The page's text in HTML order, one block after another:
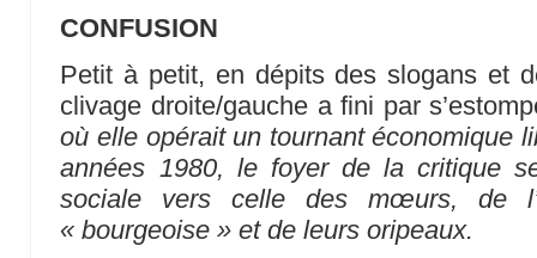
CONFUSION
Petit à petit, en dépits des slogans et
clivage droite/gauche a fini par
où elle opérait un tournant économique
années 1980, le foyer de la critique
sociale vers celle des mœurs, de
« bourgeoise » et de leurs oripeaux.